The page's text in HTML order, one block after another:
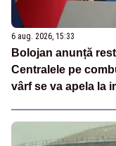
6 aug. 2026, 15:33
Bolojan anunță
Centralele pe
vârf se va apela la